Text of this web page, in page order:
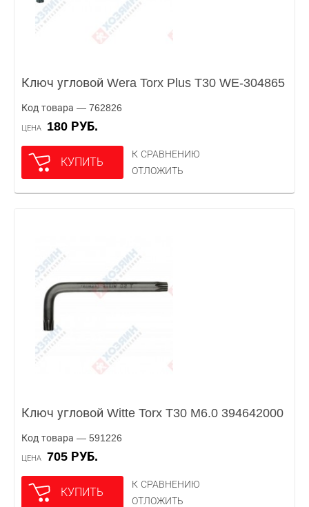
Ключ угловой Wera Torx Plus T30 WE-304865
Код товара — 762826
ЦЕНА 180 РУБ.
КУПИТЬ
К СРАВНЕНИЮ
ОТЛОЖИТЬ
Ключ угловой Witte Torx T30 M6.0 394642000
Код товара — 591226
ЦЕНА 705 РУБ.
КУПИТЬ
К СРАВНЕНИЮ
ОТЛОЖИТЬ